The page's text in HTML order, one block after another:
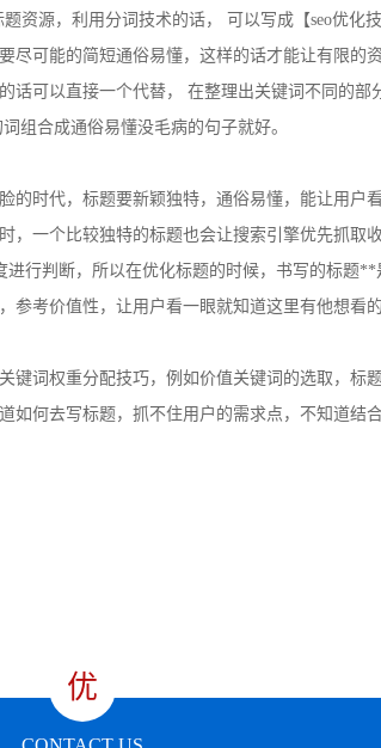
资源，利用分词技术的话， 可以写成【seo优化
尽可能的简短通俗易懂，这样的话才能让有限的
话可以直接一个代替， 在整理出关键词不同的部
组合成通俗易懂没毛病的句子就好。
的时代，标题要新颖独特，通俗易懂，能让用户
，一个比较独特的标题也会让搜索引擎优先抓取
行判断，所以在优化标题的时候，书写的标题**
参考价值性，让用户看一眼就知道这里有他想看
键词权重分配技巧，例如价值关键词的选取，标
如何去写标题，抓不住用户的需求点，不知道结
优